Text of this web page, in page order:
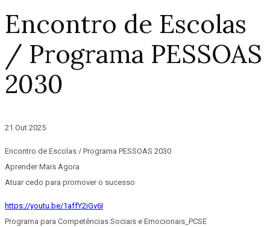
Encontro de Escolas
/ Programa PESSOAS
2030
21 Out 2025
Encontro de Escolas / Programa PESSOAS 2030
Aprender Mais Agora
Atuar cedo para promover o sucesso
https://youtu.be/1affY2iGv6I
Programa para Competências Sociais e Emocionais_PCSE